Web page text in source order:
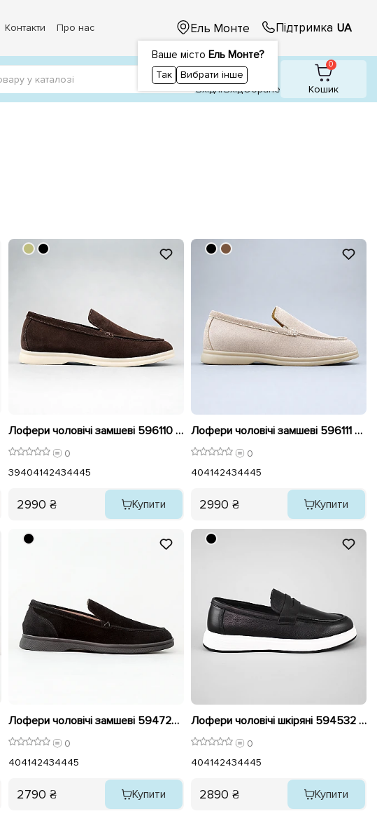
Контакти Про нас Ель Монте
Ваше місто Ель Монте?
Так Вибрати інше
Підтримка UA
1
ВхідніВхiдОбране
0
Кошик
Лофери чоловічі замшеві 596110 Коричневі
0
39404142434445
2990 ₴ Купити
Лофери чоловічі замшеві 596111 Бежеві
0
404142434445
2990 ₴ Купити
Лофери чоловічі замшеві 594729 Чорні
0
404142434445
2790 ₴ Купити
Лофери чоловічі шкіряні 594532 Чорні
0
404142434445
2890 ₴ Купити